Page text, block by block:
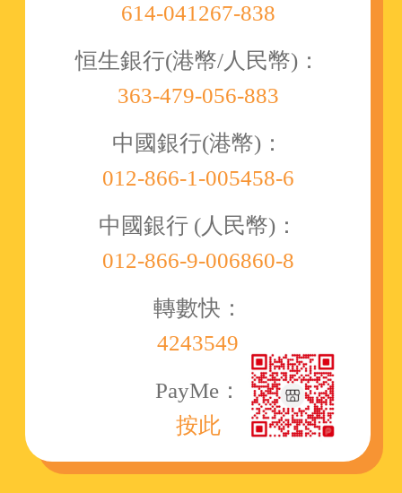
614-041267-838
恒生銀行(港幣/人民幣)：
363-479-056-883
中國銀行(港幣)：
012-866-1-005458-6
中國銀行 (人民幣)：
012-866-9-006860-8
轉數快：
4243549
PayMe：
按此